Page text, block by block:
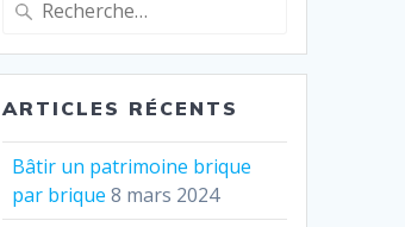
:
ARTICLES RÉCENTS
Bâtir un patrimoine brique
par brique 8 mars 2024